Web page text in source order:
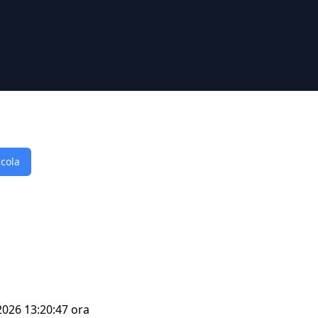
13:20:47 ora